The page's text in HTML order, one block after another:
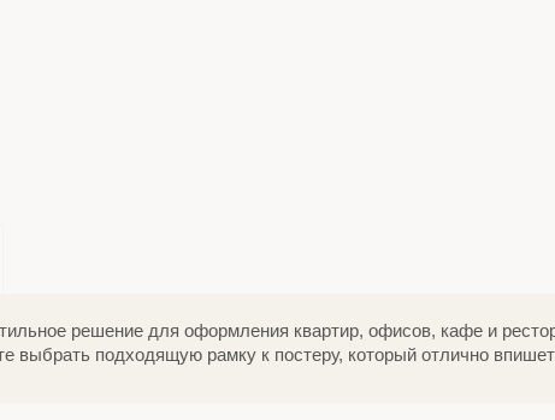
решение для оформления квартир, офисов, кафе и
подходящую рамку к постеру, который отлично